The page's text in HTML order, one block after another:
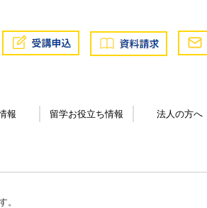
報 留学お役立ち情報 法人の方へ
。